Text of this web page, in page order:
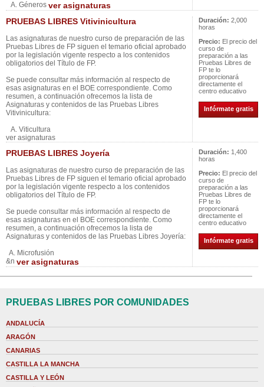
A. Géneros ver asignaturas
PRUEBAS LIBRES Vitivinicultura
Las asignaturas de nuestro curso de preparación de las
Pruebas Libres de FP siguen el temario oficial aprobado
por la legislación vigente respecto a los contenidos
obligatorios del Título de FP.
Se puede consultar más información al respecto de
esas asignaturas en el BOE correspondiente. Como
resumen, a continuación ofrecemos la lista de
Asignaturas y contenidos de las Pruebas Libres
Vitivinicultura:
A. Viticultura
ver asignaturas
Duración: 2,000
horas
Precio: El precio del
curso de
preparación a las
Pruebas Libres de
FP te lo
proporcionará
directamente el
centro educativo
Infórmate gratis
PRUEBAS LIBRES Joyería
Las asignaturas de nuestro curso de preparación de las
Pruebas Libres de FP siguen el temario oficial aprobado
por la legislación vigente respecto a los contenidos
obligatorios del Título de FP.
Se puede consultar más información al respecto de
esas asignaturas en el BOE correspondiente. Como
resumen, a continuación ofrecemos la lista de
Asignaturas y contenidos de las Pruebas Libres Joyería:
A. Microfusión
&n ver asignaturas
Duración: 1,400
horas
Precio: El precio del
curso de
preparación a las
Pruebas Libres de
FP te lo
proporcionará
directamente el
centro educativo
Infórmate gratis
PRUEBAS LIBRES POR COMUNIDADES
ANDALUCÍA
ARAGÓN
CANARIAS
CASTILLA LA MANCHA
CASTILLA Y LEÓN